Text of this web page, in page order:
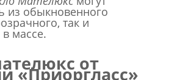
из обыкновенного
так и
массе.
от
«Приоргласс»